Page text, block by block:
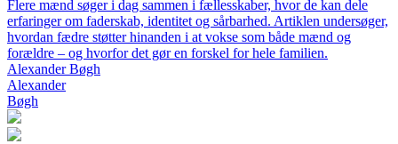
Flere mænd søger i dag sammen i fællesskaber, hvor de kan dele
erfaringer om faderskab, identitet og sårbarhed. Artiklen undersøger,
hvordan fædre støtter hinanden i at vokse som både mænd og
forældre – og hvorfor det gør en forskel for hele familien.
Alexander Bøgh
Alexander
Bøgh